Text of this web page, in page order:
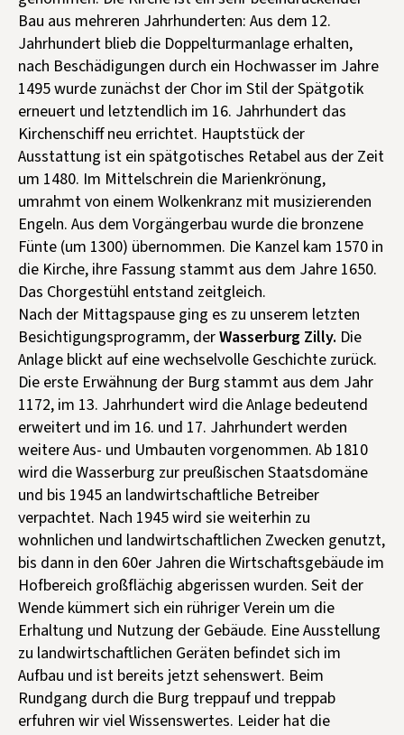
Bau aus mehreren Jahrhunderten: Aus dem 12.
Jahrhundert blieb die Doppelturmanlage erhalten,
nach Beschädigungen durch ein Hochwasser im Jahre
1495 wurde zunächst der Chor im Stil der Spätgotik
erneuert und letztendlich im 16. Jahrhundert das
Kirchenschiff neu errichtet. Hauptstück der
Ausstattung ist ein spätgotisches Retabel aus der Zeit
um 1480. Im Mittelschrein die Marienkrönung,
umrahmt von einem Wolkenkranz mit musizierenden
Engeln. Aus dem Vorgängerbau wurde die bronzene
Fünte (um 1300) übernommen. Die Kanzel kam 1570 in
die Kirche, ihre Fassung stammt aus dem Jahre 1650.
Das Chorgestühl entstand zeitgleich.
Nach der Mittagspause ging es zu unserem letzten
Besichtigungsprogramm, derWasserburg Zilly. Die
Anlage blickt auf eine wechselvolle Geschichte zurück.
Die erste Erwähnung der Burg stammt aus dem Jahr
1172, im 13. Jahrhundert wird die Anlage bedeutend
erweitert und im 16. und 17. Jahrhundert werden
weitere Aus- und Umbauten vorgenommen. Ab 1810
wird die Wasserburg zur preußischen Staatsdomäne
und bis 1945 an landwirtschaftliche Betreiber
verpachtet. Nach 1945 wird sie weiterhin zu
wohnlichen und landwirtschaftlichen Zwecken genutzt,
bis dann in den 60er Jahren die Wirtschaftsgebäude im
Hofbereich großflächig abgerissen wurden. Seit der
Wende kümmert sich ein rühriger Verein um die
Erhaltung und Nutzung der Gebäude. Eine Ausstellung
zu landwirtschaftlichen Geräten befindet sich im
Aufbau und ist bereits jetzt sehenswert. Beim
Rundgang durch die Burg treppauf und treppab
erfuhren wir viel Wissenswertes. Leider hat die